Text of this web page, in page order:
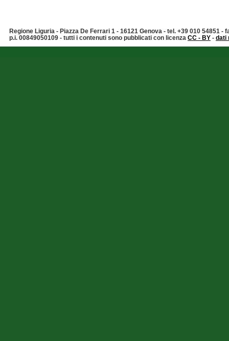
Regione Liguria - Piazza De Ferrari 1 - 16121 Genova - tel. +39 010 54851 -
p.i. 00849050109 - tutti i contenuti sono pubblicati con licenza CC - BY - dati